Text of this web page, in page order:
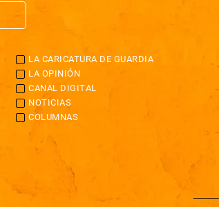
LA CARICATURA DE GUARDIA
LA OPINIÓN
CANAL DIGITAL
NOTICIAS
COLUMNAS